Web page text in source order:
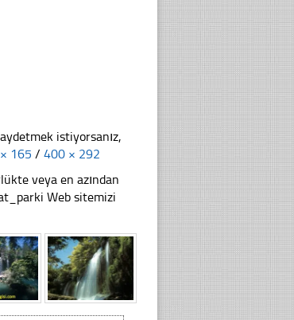
istiyorsanız,
165 / 400 × 292
veya en azından
Web sitemizi